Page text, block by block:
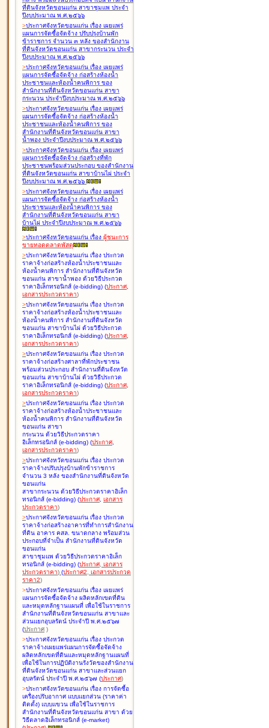
ที่ดินจังหวัดขอนแก่น สาขาชุมแพ ประจำ
ปีงบประมาณ พ.ศ.๒๕๖๖
>ประกาศจังหวัดขอนแก่น เรื่อง เผยแพร่
แผนการจัดซื้อจัดจ้าง ปรับปรุงบ้านพัก
ข้าราชการ จำนวน ๓ หลัง ของสำนักงาน
ที่ดินจังหวัดขอนแก่น สาขากระนวน ประจำ
ปีงบประมาณ พ.ศ.๒๕๖๖
>ประกาศจังหวัดขอนแก่น เรื่อง เผยแพร่
แผนการจัดซื้อจัดจ้าง ก่อสร้างห้องน้ำ
ประชาชนและห้องน้ำคนพิการ ของ
สำนักงานที่ดินจังหวัดขอนแก่น สาขา
กระนวน ประจำปีงบประมาณ พ.ศ.๒๕๖๖
>ประกาศจังหวัดขอนแก่น เรื่อง เผยแพร่
แผนการจัดซื้อจัดจ้าง ก่อสร้างห้องน้ำ
ประชาชนและห้องน้ำคนพิการ ของ
สำนักงานที่ดินจังหวัดขอนแก่น สาขา
น้ำพอง ประจำปีงบประมาณ พ.ศ.๒๕๖๖
>ประกาศจังหวัดขอนแก่น เรื่อง เผยแพร่
แผนการจัดซื้อจัดจ้าง ก่อสร้างที่พัก
ประชาชนพร้อมส่วนประกอบ ของสำนักงาน
ที่ดินจังหวัดขอนแก่น สาขาบ้านไผ่ ประจำ
ปีงบประมาณ พ.ศ.๒๕๖๖
>ประกาศจังหวัดขอนแก่น เรื่อง เผยแพร่
แผนการจัดซื้อจัดจ้าง ก่อสร้างห้องน้ำ
ประชาชนและห้องน้ำคนพิการ ของ
สำนักงานที่ดินจังหวัดขอนแก่น สาขา
บ้านไผ่ ประจำปีงบประมาณ พ.ศ.๒๕๖๖
>ประกาศจังหวัดขอนแก่น เรื่อง ผู้ชนะการ
ขายทอดตลาดพัสดุ
>ประกาศจังหวัดขอนแก่น เรื่อง ประกวด
ราคาจ้างก่อสร้างห้องน้ำประชาชนและ
ห้องน้ำคนพิการ สำนักงานที่ดินจังหวัด
ขอนแก่น สาขาน้ำพอง ด้วยวิธีประกวด
ราคาอิเล็กทรอนิกส์ (e-bidding) (ประกาศ,
เอกสารประกวดราคา)
>ประกาศจังหวัดขอนแก่น เรื่อง ประกวด
ราคาจ้างก่อสร้างห้องน้ำประชาชนและ
ห้องน้ำคนพิการ สำนักงานที่ดินจังหวัด
ขอนแก่น สาขาบ้านไผ่ ด้วยวิธีประกวด
ราคาอิเล็กทรอนิกส์ (e-bidding) (ประกาศ,
เอกสารประกวดราคา)
>ประกาศจังหวัดขอนแก่น เรื่อง ประกวด
ราคาจ้างก่อสร้างศาลาที่พักประชาชน
พร้อมส่วนประกอบ สำนักงานที่ดินจังหวัด
ขอนแก่น สาขาบ้านไผ่ ด้วยวิธีประกวด
ราคาอิเล็กทรอนิกส์ (e-bidding) (ประกาศ,
เอกสารประกวดราคา)
>ประกาศจังหวัดขอนแก่น เรื่อง ประกวด
ราคาจ้างก่อสร้างห้องน้ำประชาชนและ
ห้องน้ำคนพิการ สำนักงานที่ดินจังหวัด
ขอนแก่น สาขา
กระนวน ด้วยวิธีประกวดราคา
อิเล็กทรอนิกส์ (e-bidding) (ประกาศ,
เอกสารประกวดราคา)
>ประกาศจังหวัดขอนแก่น เรื่อง ประกวด
ราคาจ้างปรับปรุงบ้านพักข้าราชการ
จำนวน 3 หลัง ของสำนักงานที่ดินจังหวัด
ขอนแก่น
สาขากระนวน ด้วยวิธีประกวดราคาอิเล็ก
ทรอนิกส์ (e-bidding) (ประกาศ, เอกสาร
ประกวดราคา)
>ประกาศจังหวัดขอนแก่น เรื่อง ประกวด
ราคาจ้างก่อสร้างอาคารที่ทำการสำนักงาน
ที่ดิน อาคาร คสล. ขนาดกลาง พร้อมส่วน
ประกอบที่จำเป็น สำนักงานที่ดินจังหวัด
ขอนแก่น
สาขาชุมแพ ด้วยวิธีประกวดราคาอิเล็ก
ทรอนิกส์ (e-bidding) (ประกาศ, เอกสาร
ประกวดราคา) (ประกาศ2, เอกสารประกวด
ราคา2)
>ประกาศจังหวัดขอนแก่น เรื่อง เผยแพร่
แผนการจัดซื้อจัดจ้าง ผลิตหลักเขตที่ดิน
และหมุดหลักฐานแผนที่ เพื่อใช้ในราชการ
สำนักงานที่ดินจังหวัดขอนแก่น สาขาและ
ส่วนแยกอุบลรัตน์ ประจำปี พ.ศ.๒๕๖๗
(ประกาศ )
>ประกาศจังหวัดขอนแก่น เรื่อง ประกวด
ราคาจ้างเผยแพร่แผนการจัดซื้อจัดจ้าง
ผลิตหลักเขตที่ดินและหมุดหลักฐานแผนที่
เพื่อใช้ในการปฏิบัติงานรังวัดของสำนักงาน
ที่ดินจังหวัดขอนแก่น สาขาและส่วนแยก
อุบลรัตน์ ประจำปี พ.ศ.๒๕๖๗ (ประกาศ)
>ประกาศจังหวัดขอนแก่น เรื่อง การจัดซื้อ
เครื่องปรับอากาศ แบบแยกส่วน (ราคาค่า
ติดตั้ง) แบบแขวน เพื่อใช้ในราชการ
สำนักงานที่ดินจังหวัดขอนแก่น สาขา ด้วย
วิธีตลาดอิเล็กทรอนิกส์ (e-market)